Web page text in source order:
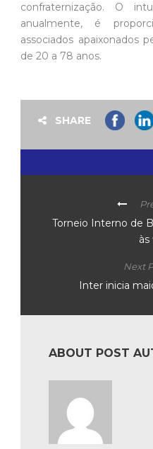
confraternização. O
anualmente, é
associados apaixonados
de 20 a 78 anos.
SHARE
Torneio Interno de
às
Next
Inter inicia
ABOUT POST